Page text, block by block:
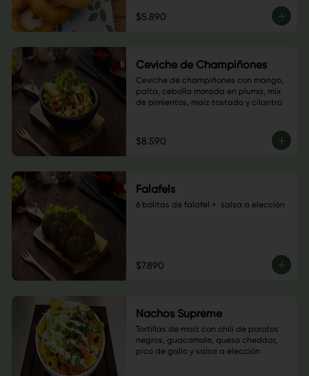
$5.890
Ceviche de Champiñones
Ceviche de champiñones con mango,
palta, cebolla morada en pluma, mix
de pimientos, maíz tostado y cilantro
$8.590
Falafels
6 bolitas de falafel +  salsa a elección
$7.890
Nachos Supreme
Tortillas de maíz con chili de porotos
negros, guacamole, queso cheddar,
pico de gallo y salsa a elección